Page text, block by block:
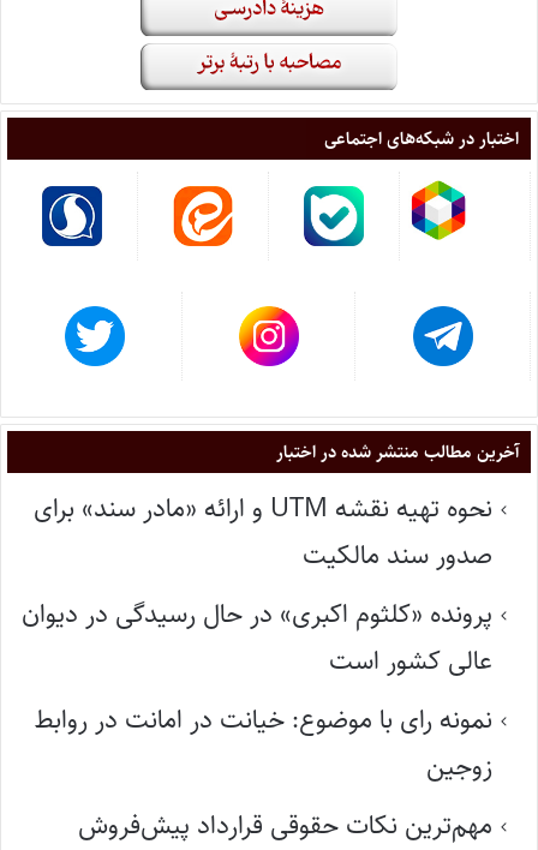
اختبار در شبکه‌های اجتماعی
آخرین مطالب منتشر شده در اختبار
نحوه تهیه نقشه UTM و ارائه «مادر سند» برای
صدور سند مالکیت
پرونده «کلثوم اکبری» در حال رسیدگی در دیوان
عالی کشور است
نمونه رای با موضوع: خیانت در امانت در روابط
زوجین
مهم‌ترین نکات حقوقی قرارداد پیش‌فروش